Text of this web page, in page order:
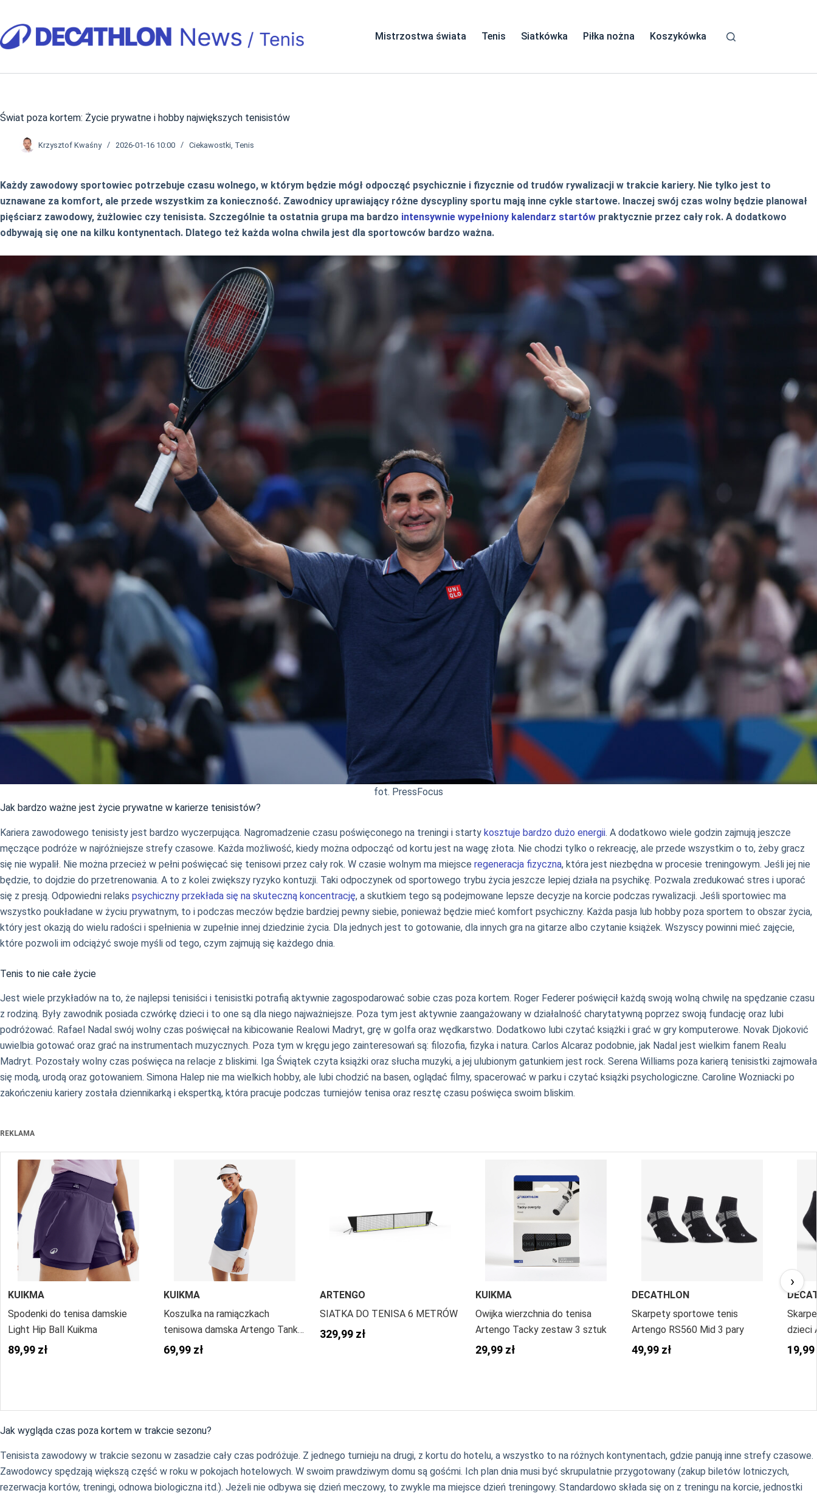
treści
Mistrzostwa świata Tenis Siatkówka Piłka nożna Koszykówka
Świat poza kortem: Życie prywatne i hobby największych tenisistów
Krzysztof Kwaśny 2026-01-16 10:00 Ciekawostki Tenis
Każdy zawodowy sportowiec potrzebuje czasu wolnego, w którym będzie mógł odpocząć psychicznie i fizycznie od trudów rywalizacji w trakcie kariery. Nie tylko jest to
uznawane za komfort, ale przede wszystkim za konieczność. Zawodnicy uprawiający różne dyscypliny sportu mają inne cykle startowe. Inaczej swój czas wolny będzie planował
pięściarz zawodowy, żużlowiec czy tenisista. Szczególnie ta ostatnia grupa ma bardzo intensywnie wypełniony kalendarz startów praktycznie przez cały rok. A dodatkowo
odbywają się one na kilku kontynentach. Dlatego też każda wolna chwila jest dla sportowców bardzo ważna.
fot. PressFocus
Jak bardzo ważne jest życie prywatne w karierze tenisistów?
Kariera zawodowego tenisisty jest bardzo wyczerpująca. Nagromadzenie czasu poświęconego na treningi i starty kosztuje bardzo dużo energii. A dodatkowo wiele godzin zajmują jeszcze
męczące podróże w najróżniejsze strefy czasowe. Każda możliwość, kiedy można odpocząć od kortu jest na wagę złota. Nie chodzi tylko o rekreację, ale przede wszystkim o to, żeby gracz
się nie wypalił. Nie można przecież w pełni poświęcać się tenisowi przez cały rok. W czasie wolnym ma miejsce regeneracja fizyczna, która jest niezbędna w procesie treningowym. Jeśli jej nie
będzie, to dojdzie do przetrenowania. A to z kolei zwiększy ryzyko kontuzji. Taki odpoczynek od sportowego trybu życia jeszcze lepiej działa na psychikę. Pozwala zredukować stres i uporać
się z presją. Odpowiedni relaks psychiczny przekłada się na skuteczną koncentrację, a skutkiem tego są podejmowane lepsze decyzje na korcie podczas rywalizacji. Jeśli sportowiec ma
wszystko poukładane w życiu prywatnym, to i podczas meczów będzie bardziej pewny siebie, ponieważ będzie mieć komfort psychiczny. Każda pasja lub hobby poza sportem to obszar życia,
który jest okazją do wielu radości i spełnienia w zupełnie innej dziedzinie życia. Dla jednych jest to gotowanie, dla innych gra na gitarze albo czytanie książek. Wszyscy powinni mieć zajęcie,
które pozwoli im odciążyć swoje myśli od tego, czym zajmują się każdego dnia.
Tenis to nie całe życie
Jest wiele przykładów na to, że najlepsi tenisiści i tenisistki potrafią aktywnie zagospodarować sobie czas poza kortem. Roger Federer poświęcił każdą swoją wolną chwilę na spędzanie czasu
z rodziną. Były zawodnik posiada czwórkę dzieci i to one są dla niego najważniejsze. Poza tym jest aktywnie zaangażowany w działalność charytatywną poprzez swoją fundację oraz lubi
podróżować. Rafael Nadal swój wolny czas poświęcał na kibicowanie Realowi Madryt, grę w golfa oraz wędkarstwo. Dodatkowo lubi czytać książki i grać w gry komputerowe. Novak Djoković
uwielbia gotować oraz grać na instrumentach muzycznych. Poza tym w kręgu jego zainteresowań są: filozofia, fizyka i natura. Carlos Alcaraz podobnie, jak Nadal jest wielkim fanem Realu
Madryt. Pozostały wolny czas poświęca na relacje z bliskimi. Iga Świątek czyta książki oraz słucha muzyki, a jej ulubionym gatunkiem jest rock. Serena Williams poza karierą tenisistki zajmowała
się modą, urodą oraz gotowaniem. Simona Halep nie ma wielkich hobby, ale lubi chodzić na basen, oglądać filmy, spacerować w parku i czytać książki psychologiczne. Caroline Wozniacki po
zakończeniu kariery została dziennikarką i ekspertką, która pracuje podczas turniejów tenisa oraz resztę czasu poświęca swoim bliskim.
REKLAMA
KUIKMA
Spodenki do tenisa damskie
Light Hip Ball Kuikma
89,99 zł
KUIKMA
Koszulka na ramiączkach
tenisowa damska Artengo Tank
Dry & Light
69,99 zł
ARTENGO
SIATKA DO TENISA 6 METRÓW
329,99 zł
KUIKMA
Owijka wierzchnia do tenisa
Artengo Tacky zestaw 3 sztuk
29,99 zł
DECATHLON
Skarpety sportowe tenis
Artengo RS560 Mid 3 pary
49,99 zł
dzieci
pary
19,99
›
Jak wygląda czas poza kortem w trakcie sezonu?
Tenisista zawodowy w trakcie sezonu w zasadzie cały czas podróżuje. Z jednego turnieju na drugi, z kortu do hotelu, a wszystko to na różnych kontynentach, gdzie panują inne strefy czasowe.
Zawodowcy spędzają większą część w roku w pokojach hotelowych. W swoim prawdziwym domu są gośćmi. Ich plan dnia musi być skrupulatnie przygotowany (zakup biletów lotniczych,
rezerwacja kortów, treningi, odnowa biologiczna itd.). Jeżeli nie odbywa się dzień meczowy, to zwykle ma miejsce dzień treningowy. Standardowo składa się on z treningu na korcie, jednostki